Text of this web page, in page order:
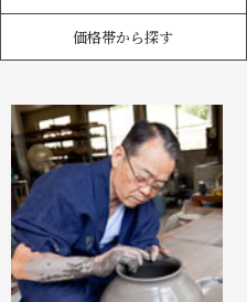
価格帯から探す